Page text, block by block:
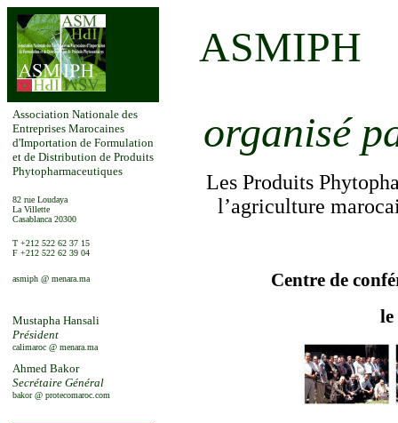
ASMIPH
Association Nationale des
Entreprises Marocaines
d'Importation de Formulation
et de Distribution de Produits
Phytopharmaceutiques
82 rue Loudaya
La Villette
Casablanca 20300
T +212 522 62 37 15
F +212 522 62 39 04
asmiph @ menara.ma
Mustapha Hansali
Président
calimaroc @ menara.ma
Ahmed Bakor
Secrétaire Général
bakor @ protecomaroc.com
organisé
Les Produits
l’agriculture
Centre de